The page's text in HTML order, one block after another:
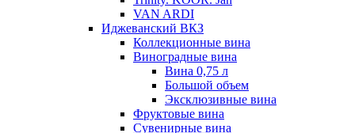
VAN ARDI
Иджеванский ВКЗ
Коллекционные вина
Виноградные вина
Вина 0,75 л
Большой объем
Эксклюзивные вина
Фруктовые вина
Cувенирные вина